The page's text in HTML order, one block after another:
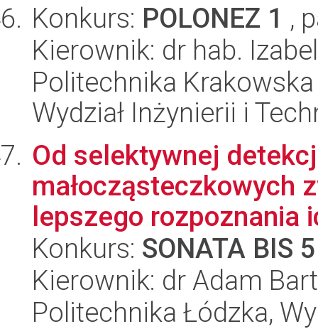
Konkurs: POLONEZ 1 ,
Kierownik: dr hab.
Politechnika
Wydział Inżynierii i
Od selektywnej
małocząsteczkowych
lepszego rozpoznania
Konkurs: SONATA BIS 5
Kierownik: dr Adam
Politechnika Łódzka,